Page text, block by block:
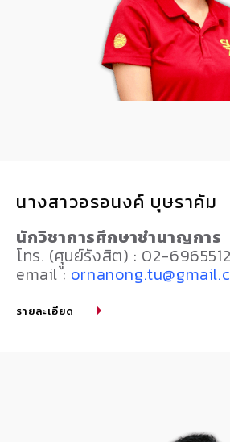
นางสาวอรอนงค์ บุษราคัม
นักวิชาการศึกษาชำนาญการ
โทร. (ศุูนย์รังสิต) : 02-6965512
email :
รายละเอียด